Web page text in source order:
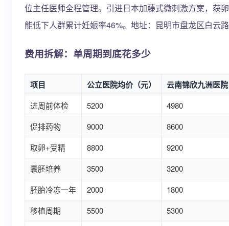
位主任医师全程管理。引进日本加藤式微刺激方案，获
能低下人群累计妊娠率46%。地址：昆明市盘龙区白云
费用拆解：单周期到底花多少
项目 公立医院均价（元） 云南锦欣九洲医
进周前体检 5200
4980
促排药物
9000
8600
取卵+受精
8800
9200
囊胚培养
3500
3200
胚胎冷冻一年
2000
1800
移植周期
5500
5300